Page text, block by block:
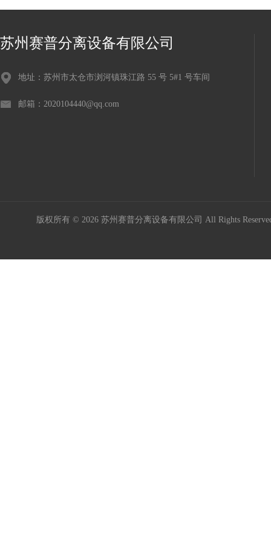
苏州赛普分离设备有限公司
地址：苏州市太仓市浏河镇珠江路 55 号 5#1 号车间
邮箱：2020104440@qq.com
版权所有 © 2026 苏州赛普分离设备有限公司 All Rights